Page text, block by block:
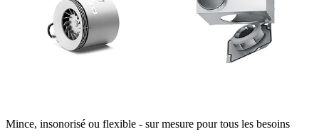
Mince, insonorisé ou flexible - sur mesure pour tous les besoins